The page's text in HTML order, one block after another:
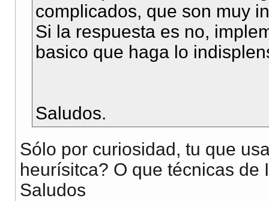
complicados, que son muy
Si la respuesta es no,
basico que haga lo
Saludos.
Sólo por curiosidad, tu que
heurísitca? O que técnicas de
Saludos